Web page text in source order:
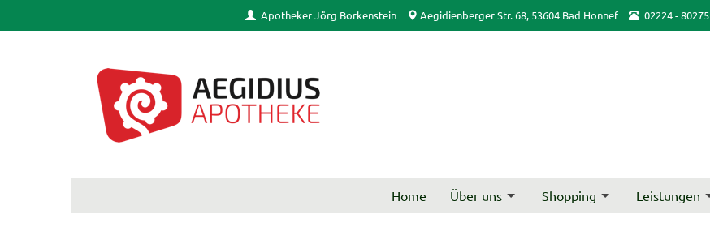
Apotheker Jörg Borkenstein Aegidienberger Str. 68, 53604 Bad Honnef 02224 - 80275
Home Über uns Shopping Leistungen